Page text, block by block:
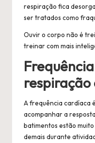
respiração fica
ser tratados como
Ouvir o corpo não é
treinar com mais
respiração
A frequência cardíaca
acompanhar a
batimentos estão
demais durante